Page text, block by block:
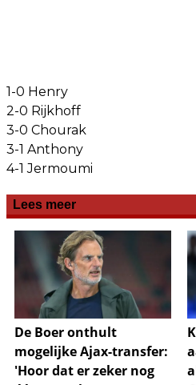
1-0 Henry
2-0 Rijkhoff
3-0 Chourak
3-1 Anthony
4-1 Jermoumi